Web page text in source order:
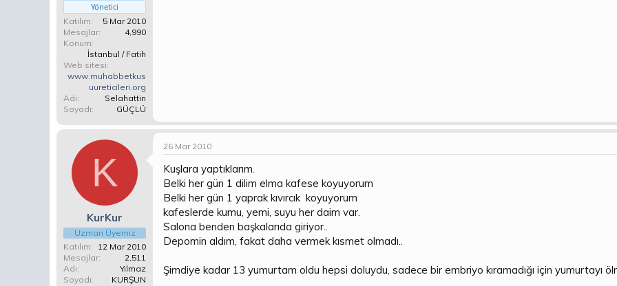
Yönetici
Katılım
5 Mar 2010
Mesajlar
4,990
Konum
İstanbul / Fatih
Web sitesi
www.muhabbetkus
uureticileri.org
Adı
Selahattin
Soyadı
GÜÇLÜ
K
KurKur
Uzman Üyemiz
Katılım
12 Mar 2010
Mesajlar
2,511
Adı
Yılmaz
Soyadı
KURŞUN
26 Mar 2010
Kuşlara yaptıklarım.
Belki her gün 1 dilim elma kafese koyuyorum
Belki her gün 1 yaprak kıvırcık koyuyorum
kafeslerde kumu, yemi, suyu her daim var.
Salona benden başkalarıda giriyor..
Depomin aldım, fakat daha vermek kısmet olmadı..
Şimdiye kadar 13 yumurtam oldu hepsi doluydu, sadece bir embriyo kıramadığı için yumurtayı